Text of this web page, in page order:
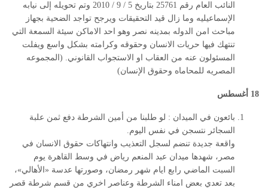
النائب العام رقم 25761 بتاريخ 5 / 9 / 2010 وتم تحويله إلى نيابه
الإسماعيليه وما زال قيد التحقيقات ويرجح تواجد الضحية بجهاز
مباحث امن الدوله بمدينه نصر وهو احد الاماكن سيئة السمعة التي
تنتهك فيها حريات الانسان وحقوقه وكرامته بشكل واسع ويفلت
المسئولون عنه من العقاب او الاستجواب القانوني. (المجموعه
المصريه للمحاماه وحقوق الإنسان)
18 أغسطس
بائعون في الميدان : لو طلبنا من أمين الشرطة دفع ثمن علبة
السجائر نتسجن في نفس اليوم.
واقعة جديدة تنضم لسجل التعذيب وانتهاكات حقوق الانسان في
مصر، شهدها ميدان عبد المنعم رياض في وسط القاهرة يوم
السبت الماضي رابع ايام شهر رمضان، وصورتها عدسة «الأهالي»،
بعد تعدي بعض امناء الشرطة وعناصر اخري من قسم شرطة قصر